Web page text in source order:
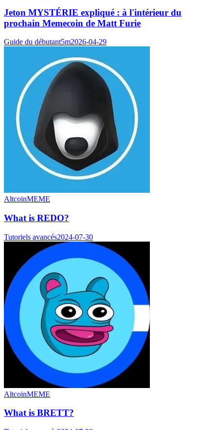
Jeton MYSTÉRIE expliqué : à l'intérieur du
prochain Memecoin de Matt Furie
Guide du débutant5m2026-04-29
AltcoinMEME
What is REDO?
Tutoriels avancés2024-07-30
AltcoinMEME
What is BRETT?